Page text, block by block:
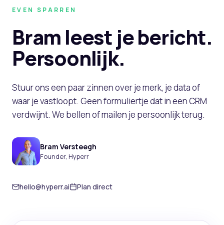
EVEN SPARREN
Bram leest je bericht.
Persoonlijk.
Stuur ons een paar zinnen over je merk, je data of
waar je vastloopt. Geen formuliertje dat in een CRM
verdwijnt. We bellen of mailen je persoonlijk terug.
Bram Versteegh
Founder, Hyperr
hello@hyperr.ai Plan direct